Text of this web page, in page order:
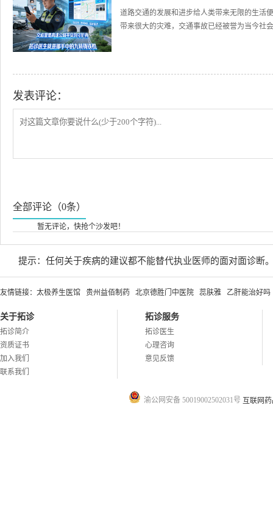
道路交通的发展和进步给人类带来无限的生活
带来很大的灾难，交通事故已经被誉为当今社
发表评论：
全部评论（0条）
暂无评论，快抢个沙发吧！
提示：任何关于疾病的建议都不能替代执业医师的面对面诊断
友情链接： 太极养生医馆 贵州益佰制药 北京德胜门中医院 蕊肤雅 乙肝能治好吗
关于拓诊
拓诊简介
资质证书
加入我们
联系我们
拓诊服务
拓诊医生
心理咨询
意见反馈
渝公网安备 50019002502031号 互联网